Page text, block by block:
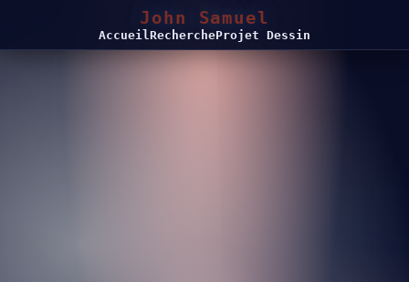
John Samuel
AccueilRechercheProjet Dessin